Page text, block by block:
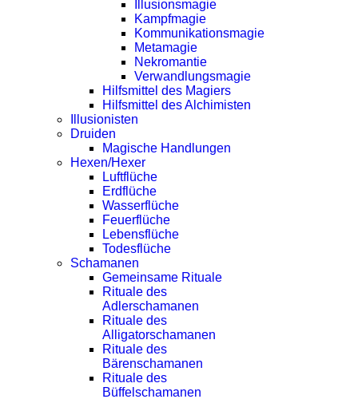
Illusionsmagie
Kampfmagie
Kommunikationsmagie
Metamagie
Nekromantie
Verwandlungsmagie
Hilfsmittel des Magiers
Hilfsmittel des Alchimisten
Illusionisten
Druiden
Magische Handlungen
Hexen/Hexer
Luftflüche
Erdflüche
Wasserflüche
Feuerflüche
Lebensflüche
Todesflüche
Schamanen
Gemeinsame Rituale
Rituale des
Adlerschamanen
Rituale des
Alligatorschamanen
Rituale des
Bärenschamanen
Rituale des
Büffelschamanen